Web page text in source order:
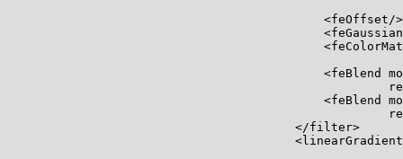
                                            <feOffset/>
<feBlend
<feBlend
                                        </filter>